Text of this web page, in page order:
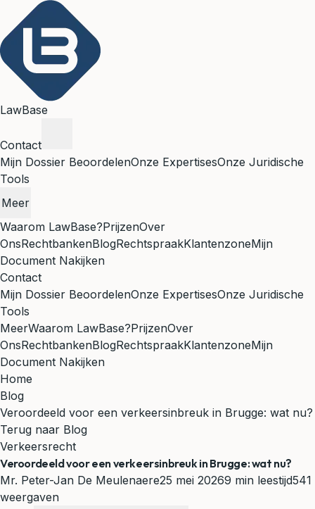
LawBase
Contact
Mijn Dossier BeoordelenOnze ExpertisesOnze Juridische
Tools
Meer
Waarom LawBase?PrijzenOver
OnsRechtbankenBlogRechtspraakKlantenzoneMijn
Document Nakijken
Contact
Mijn Dossier BeoordelenOnze ExpertisesOnze Juridische
Tools
MeerWaarom LawBase?PrijzenOver
OnsRechtbankenBlogRechtspraakKlantenzoneMijn
Document Nakijken
Home
Blog
Veroordeeld voor een verkeersinbreuk in Brugge: wat nu?
Terug naar Blog
Verkeersrecht
Veroordeeld voor een verkeersinbreuk in Brugge: wat nu?
Mr. Peter-Jan De Meulenaere25 mei 20269 min leestijd541
weergaven